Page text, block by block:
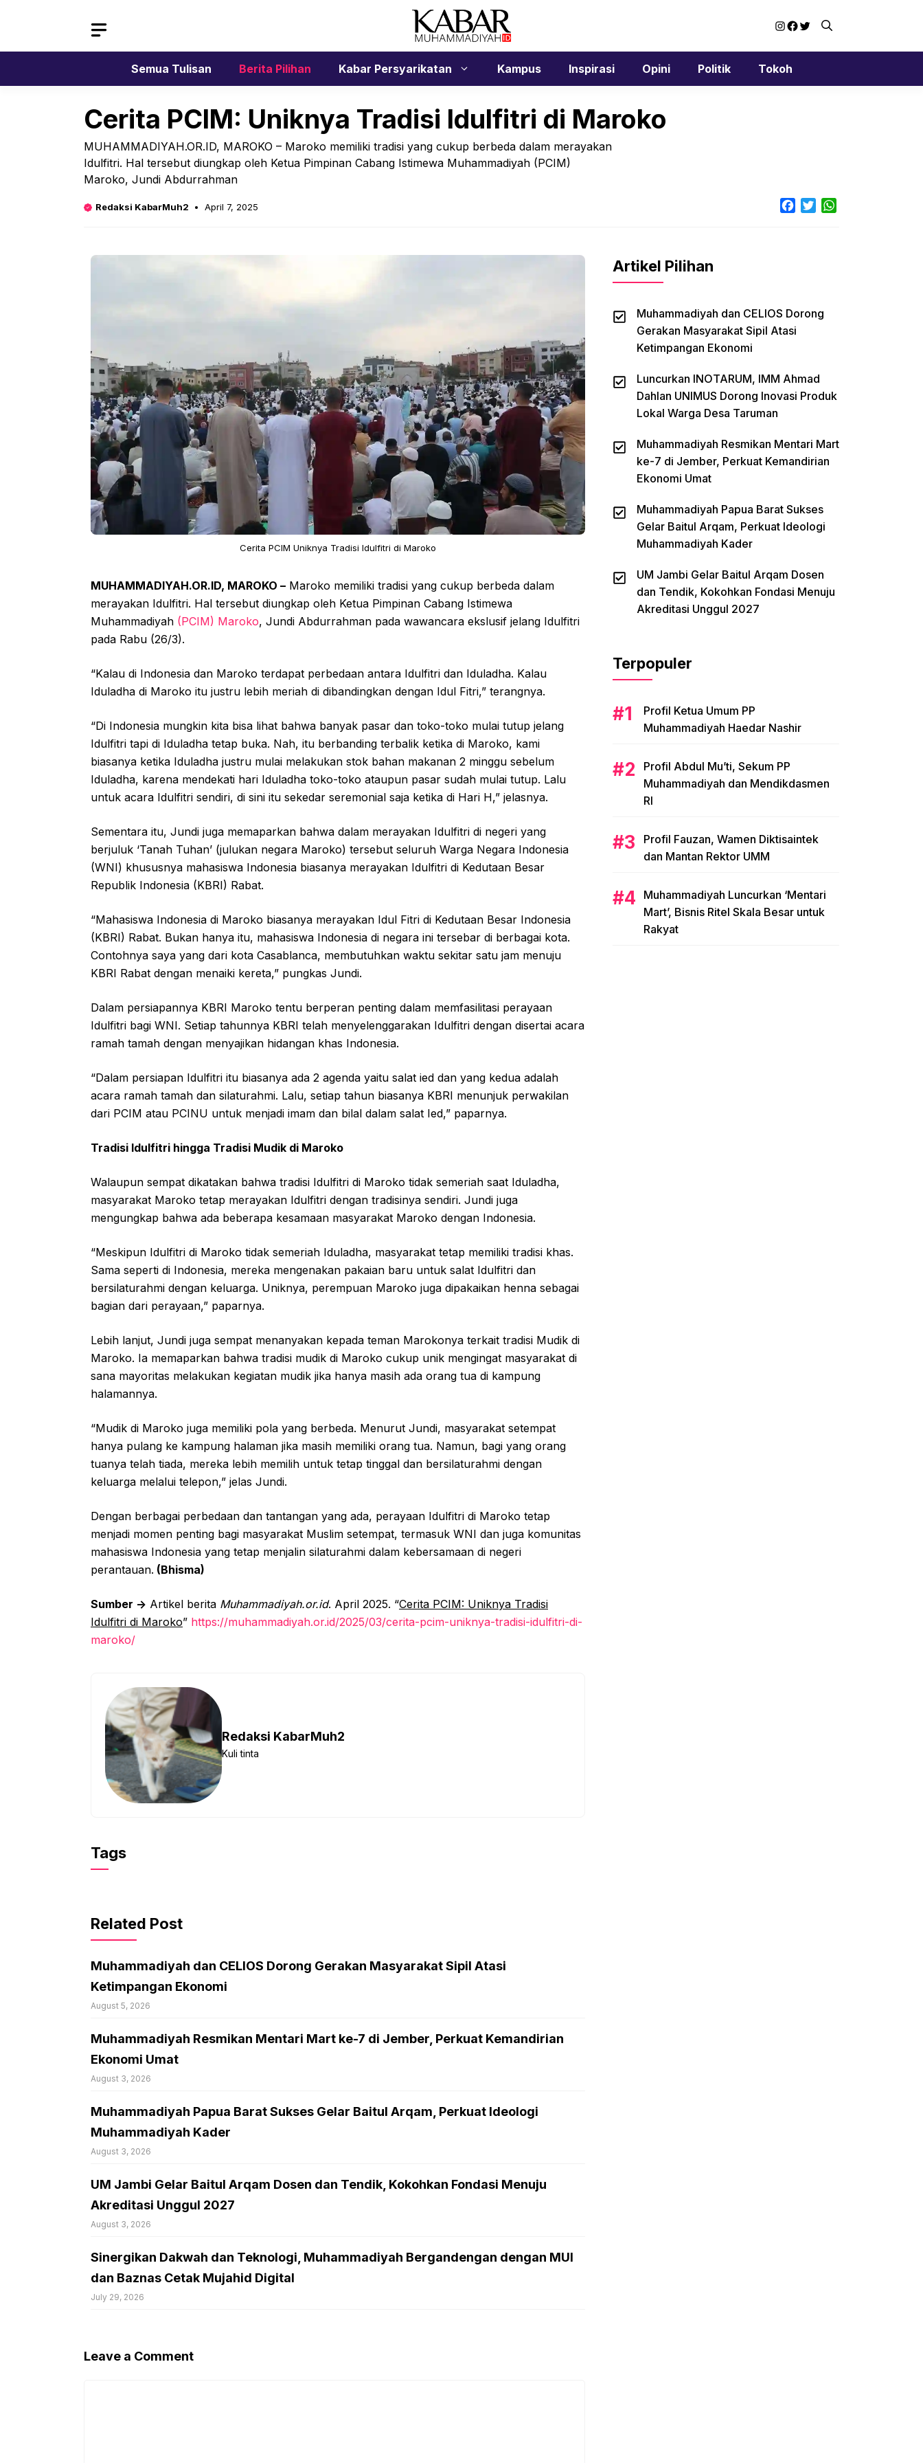
Instagram
Facebook
Twitter
Semua Tulisan Berita Pilihan Kabar Persyarikatan Kampus Inspirasi Opini Politik Tokoh
Cerita PCIM: Uniknya Tradisi Idulfitri di Maroko
MUHAMMADIYAH.OR.ID, MAROKO – Maroko memiliki tradisi yang cukup berbeda dalam merayakan
Idulfitri. Hal tersebut diungkap oleh Ketua Pimpinan Cabang Istimewa Muhammadiyah (PCIM)
Maroko, Jundi Abdurrahman
Redaksi KabarMuh2 April 7, 2025 Facebook
Twitter
Cerita PCIM Uniknya Tradisi Idulfitri di Maroko
MUHAMMADIYAH.OR.ID, MAROKO – Maroko memiliki tradisi yang cukup berbeda dalam
merayakan Idulfitri. Hal tersebut diungkap oleh Ketua Pimpinan Cabang Istimewa
Muhammadiyah (PCIM) Maroko, Jundi Abdurrahman pada wawancara ekslusif jelang Idulfitri
pada Rabu (26/3).
“Kalau di Indonesia dan Maroko terdapat perbedaan antara Idulfitri dan Iduladha. Kalau
Iduladha di Maroko itu justru lebih meriah di dibandingkan dengan Idul Fitri,” terangnya.
“Di Indonesia mungkin kita bisa lihat bahwa banyak pasar dan toko-toko mulai tutup jelang
Idulfitri tapi di Iduladha tetap buka. Nah, itu berbanding terbalik ketika di Maroko, kami
biasanya ketika Iduladha justru mulai melakukan stok bahan makanan 2 minggu sebelum
Iduladha, karena mendekati hari Iduladha toko-toko ataupun pasar sudah mulai tutup. Lalu
untuk acara Idulfitri sendiri, di sini itu sekedar seremonial saja ketika di Hari H,” jelasnya.
Sementara itu, Jundi juga memaparkan bahwa dalam merayakan Idulfitri di negeri yang
berjuluk ‘Tanah Tuhan’ (julukan negara Maroko) tersebut seluruh Warga Negara Indonesia
(WNI) khususnya mahasiswa Indonesia biasanya merayakan Idulfitri di Kedutaan Besar
Republik Indonesia (KBRI) Rabat.
“Mahasiswa Indonesia di Maroko biasanya merayakan Idul Fitri di Kedutaan Besar Indonesia
(KBRI) Rabat. Bukan hanya itu, mahasiswa Indonesia di negara ini tersebar di berbagai kota.
Contohnya saya yang dari kota Casablanca, membutuhkan waktu sekitar satu jam menuju
KBRI Rabat dengan menaiki kereta,” pungkas Jundi.
Dalam persiapannya KBRI Maroko tentu berperan penting dalam memfasilitasi perayaan
Idulfitri bagi WNI. Setiap tahunnya KBRI telah menyelenggarakan Idulfitri dengan disertai acara
ramah tamah dengan menyajikan hidangan khas Indonesia.
“Dalam persiapan Idulfitri itu biasanya ada 2 agenda yaitu salat ied dan yang kedua adalah
acara ramah tamah dan silaturahmi. Lalu, setiap tahun biasanya KBRI menunjuk perwakilan
dari PCIM atau PCINU untuk menjadi imam dan bilal dalam salat Ied,” paparnya.
Tradisi Idulfitri hingga Tradisi Mudik di Maroko
Walaupun sempat dikatakan bahwa tradisi Idulfitri di Maroko tidak semeriah saat Iduladha,
masyarakat Maroko tetap merayakan Idulfitri dengan tradisinya sendiri. Jundi juga
mengungkap bahwa ada beberapa kesamaan masyarakat Maroko dengan Indonesia.
“Meskipun Idulfitri di Maroko tidak semeriah Iduladha, masyarakat tetap memiliki tradisi khas.
Sama seperti di Indonesia, mereka mengenakan pakaian baru untuk salat Idulfitri dan
bersilaturahmi dengan keluarga. Uniknya, perempuan Maroko juga dipakaikan henna sebagai
bagian dari perayaan,” paparnya.
Lebih lanjut, Jundi juga sempat menanyakan kepada teman Marokonya terkait tradisi Mudik di
Maroko. Ia memaparkan bahwa tradisi mudik di Maroko cukup unik mengingat masyarakat di
sana mayoritas melakukan kegiatan mudik jika hanya masih ada orang tua di kampung
halamannya.
“Mudik di Maroko juga memiliki pola yang berbeda. Menurut Jundi, masyarakat setempat
hanya pulang ke kampung halaman jika masih memiliki orang tua. Namun, bagi yang orang
tuanya telah tiada, mereka lebih memilih untuk tetap tinggal dan bersilaturahmi dengan
keluarga melalui telepon,” jelas Jundi.
Dengan berbagai perbedaan dan tantangan yang ada, perayaan Idulfitri di Maroko tetap
menjadi momen penting bagi masyarakat Muslim setempat, termasuk WNI dan juga komunitas
mahasiswa Indonesia yang tetap menjalin silaturahmi dalam kebersamaan di negeri
perantauan. (Bhisma)
Sumber -> Artikel berita Muhammadiyah.or.id. April 2025. “Cerita PCIM: Uniknya Tradisi
Idulfitri di Maroko” https://muhammadiyah.or.id/2025/03/cerita-pcim-uniknya-tradisi-idulfitri-di-
maroko/
Redaksi KabarMuh2
Kuli tinta
Tags
Related Post
Muhammadiyah dan CELIOS Dorong Gerakan Masyarakat Sipil Atasi
Ketimpangan Ekonomi
August 5, 2026
Muhammadiyah Resmikan Mentari Mart ke-7 di Jember, Perkuat Kemandirian
Ekonomi Umat
August 3, 2026
Muhammadiyah Papua Barat Sukses Gelar Baitul Arqam, Perkuat Ideologi
Muhammadiyah Kader
August 3, 2026
UM Jambi Gelar Baitul Arqam Dosen dan Tendik, Kokohkan Fondasi Menuju
Akreditasi Unggul 2027
August 3, 2026
Sinergikan Dakwah dan Teknologi, Muhammadiyah Bergandengan dengan MUI
dan Baznas Cetak Mujahid Digital
July 29, 2026
Leave a Comment
Artikel Pilihan
Muhammadiyah dan CELIOS Dorong
Gerakan Masyarakat Sipil Atasi
Ketimpangan Ekonomi
Luncurkan INOTARUM, IMM Ahmad
Dahlan UNIMUS Dorong Inovasi Produk
Lokal Warga Desa Taruman
Muhammadiyah Resmikan Mentari Mart
ke-7 di Jember, Perkuat Kemandirian
Ekonomi Umat
Muhammadiyah Papua Barat Sukses
Gelar Baitul Arqam, Perkuat Ideologi
Muhammadiyah Kader
UM Jambi Gelar Baitul Arqam Dosen
dan Tendik, Kokohkan Fondasi Menuju
Akreditasi Unggul 2027
Terpopuler
Profil Ketua Umum PP
Muhammadiyah Haedar Nashir
Profil Abdul Mu’ti, Sekum PP
Muhammadiyah dan Mendikdasmen
RI
Profil Fauzan, Wamen Diktisaintek
dan Mantan Rektor UMM
Muhammadiyah Luncurkan ‘Mentari
Mart’, Bisnis Ritel Skala Besar untuk
Rakyat